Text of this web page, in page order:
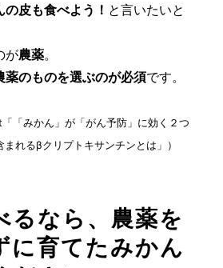
皮も食べよう！ と言いたいと
が農薬。
薬のものを選ぶのが必須です。
「「みかん」が「がん予防」に効く２つ
れるβクリプトキサンチンとは」）
るなら、農薬を
に育てたみかん